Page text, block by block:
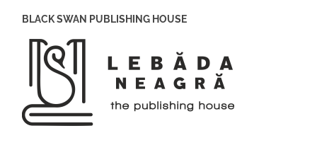
BLACK SWAN PUBLISHING HOUSE